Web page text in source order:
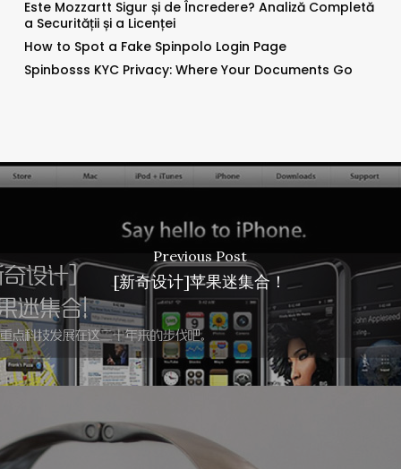
Este Mozzartt Sigur și de Încredere? Analiză Completă
a Securității și a Licenței
How to Spot a Fake Spinpolo Login Page
Spinbosss KYC Privacy: Where Your Documents Go
Previous Post
[新奇设计]苹果迷集合！